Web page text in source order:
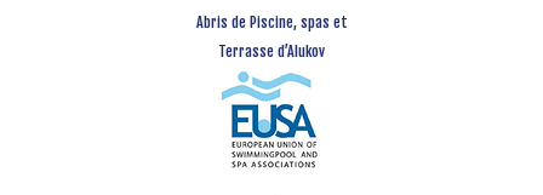
Abris de Piscine, spas et
Terrasse d’Alukov